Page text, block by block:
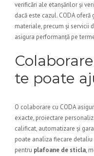
verificări ale etanșărilor și
dacă este cazul. CODA
materiale, precum și servicii
asigura performanță pe
te poate
O colaborare cu CODA
exacte, proiectare
calificat, automatizare și
poate analiza fiecare
pentru plafoane de sticla,